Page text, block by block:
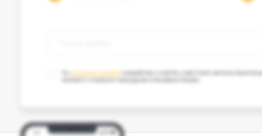
Suprivatumo politikasusipažinau ir sutinku, kad mano asmens
renkami ir tvarkomi tiesioginės rinkodaros tikslais.